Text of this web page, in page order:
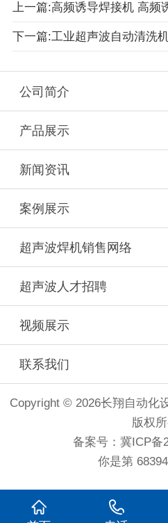
上一篇:高频诱导焊接机 高频
公司简介
产品展示
新闻资讯
案例展示
超声波焊机销售网络
超声波人才招聘
视频展示
联系我们
Copyright © 2026长翔自动化
版权
备案号：冀ICP备
你是第